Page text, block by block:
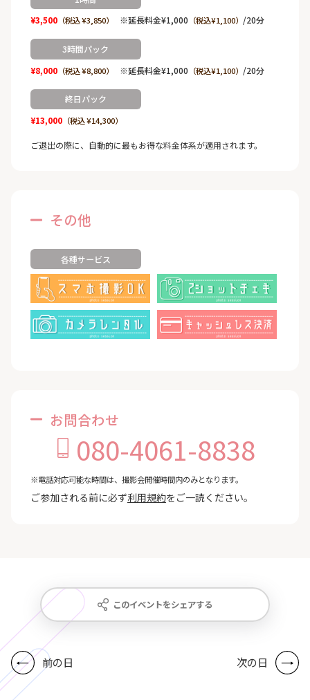
¥3,500（税込 ¥3,850） ※延長料金¥1,000 （税込¥1,100） /20分
3時間パック
¥8,000（税込 ¥8,800） ※延長料金¥1,000 （税込¥1,100） /20分
終日パック
¥13,000（税込 ¥14,300）
ご退出の際に、自動的に最もお得な料金体系が適用されます。
その他
各種サービス
お問合わせ
080-4061-8838
※電話対応可能な時間は、撮影会開催時間内のみとなります。
ご参加される前に必ず利用規約をご一読ください。
このイベントをシェアする
前の日 次の日